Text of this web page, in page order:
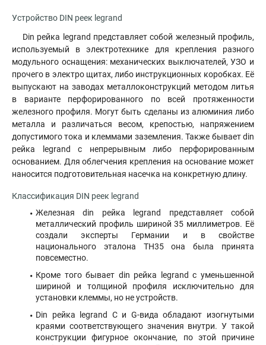
Устройство DIN реек legrand
Din рейка legrand представляет собой железный профиль,
используемый в электротехнике для крепления разного
модульного оснащения: механических выключателей, УЗО и
прочего в электро щитах, либо инструкционных коробках. Её
выпускают на заводах металлоконструкций методом литья
в варианте перфорированного по всей протяженности
железного профиля. Могут быть сделаны из алюминия либо
металла и различаться весом, крепостью, напряжением
допустимого тока и клеммами заземления. Также бывает din
рейка legrand с непрерывным либо перфорированным
основанием. Для облегчения крепления на основание может
наносится подготовительная насечка на конкретную длину.
Классификация DIN реек legrand
Железная din рейка legrand представляет собой
металлический профиль шириной 35 миллиметров. Её
создали эксперты Германии и в свойстве
национального эталона ТН35 она была принята
повсеместно.
Кроме того бывает din рейка legrand с уменьшенной
шириной и толщиной профиля исключительно для
установки клеммы, но не устройств.
Din рейка legrand С и G-вида обладают изогнутыми
краями соответствующего значения внутри. У такой
конструкции фигурное окончание, по этой причине